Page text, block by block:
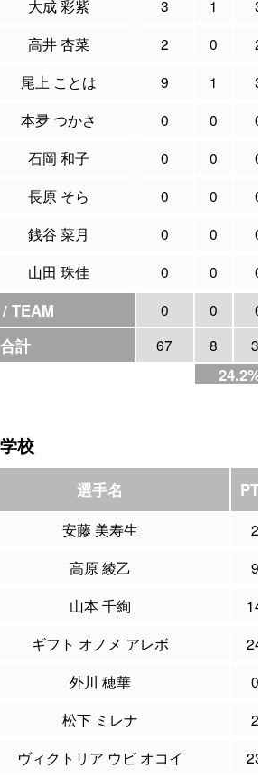
大成 彩紫 3 1
3
高井 杏菜 2 0
2
尾上 ことは 9 1
3
本夛 つかさ 0 0
0
石岡 和子 0 0
0
長原 そら 0 0
0
銭谷 菜月 0 0
0
山田 珠佳 0 0 0
TEAM 0 0 0
合計 67 8 33
24.2%
校
選手名 PTS
安藤 美寿生
2
高原 綾乙
9
山本 千絢
14
ギフト オノメ アレボ
24
外川 穂華
0
松下 ミレナ
2
ヴィクトリア ウビ オコイ 23